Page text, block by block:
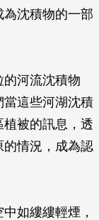
沈積物的一部
的河流沈積物
當這些河湖沈積
被的訊息，透
的情況，成為認
如縷縷輕煙，